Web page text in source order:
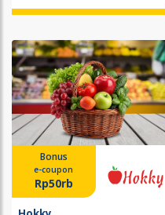
Bonus
e-coupon
Rp50rb